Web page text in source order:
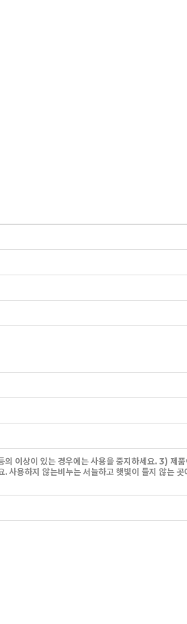
이상이 있는 경우에는 사용을 중지하세요. 3) 제
사용하지 않는비누는 서늘하고 햇빛이 들지 않는